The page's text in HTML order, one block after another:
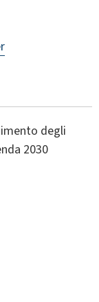
degli
2030